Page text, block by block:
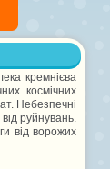
кремнієва
космічних
Небезпечні
руйнувань.
від ворожих